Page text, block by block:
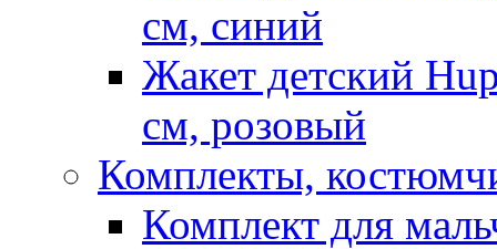
см, синий
Жакет детский
см, розовый
Комплекты,
Комплект для